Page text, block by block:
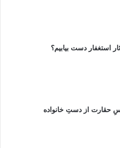
استغفار دست بیابیم؟
حقارت از دستِ خانواده